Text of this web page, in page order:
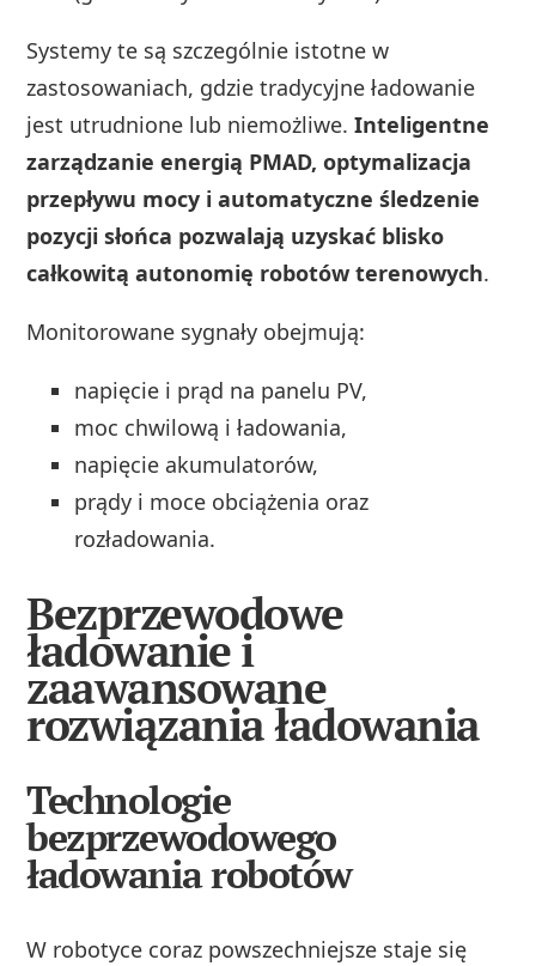
Systemy te są szczególnie istotne w
zastosowaniach, gdzie tradycyjne ładowanie
jest utrudnione lub niemożliwe.Inteligentne
zarządzanie energią PMAD, optymalizacja
przepływu mocy i automatyczne śledzenie
pozycji słońca pozwalają uzyskać blisko
całkowitą autonomię robotów terenowych.
Monitorowane sygnały obejmują:
napięcie i prąd na panelu PV,
moc chwilową i ładowania,
napięcie akumulatorów,
prądy i moce obciążenia oraz
rozładowania.
Bezprzewodowe
ładowanie i
zaawansowane
rozwiązania ładowania
Technologie
bezprzewodowego
ładowania robotów
W robotyce coraz powszechniejsze staje się